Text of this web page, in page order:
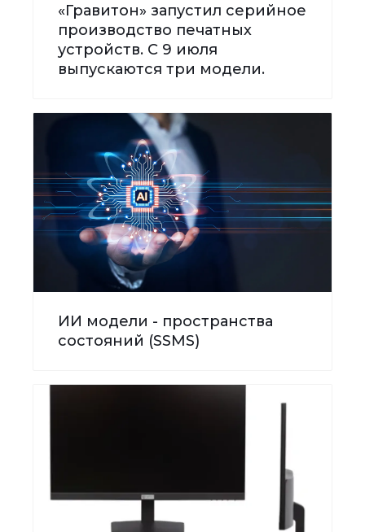
«Гравитон» запустил серийное
производство печатных
устройств. С 9 июля
выпускаются три модели.
ИИ модели - пространства
состояний (SSMS)